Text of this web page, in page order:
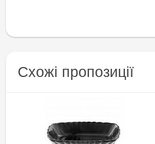
Схожі пропозиції